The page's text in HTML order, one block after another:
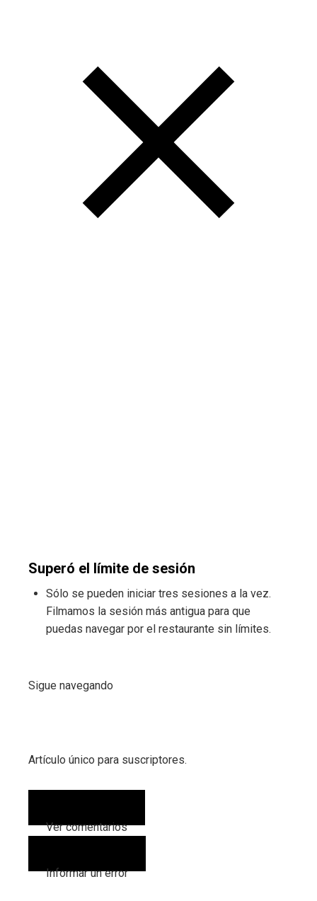
Superó el límite de sesión
Sólo se pueden iniciar tres sesiones a la vez.
Filmamos la sesión más antigua para que
puedas navegar por el restaurante sin límites.
Sigue navegando
Artículo único para suscriptores.
Ver comentarios
Informar un error